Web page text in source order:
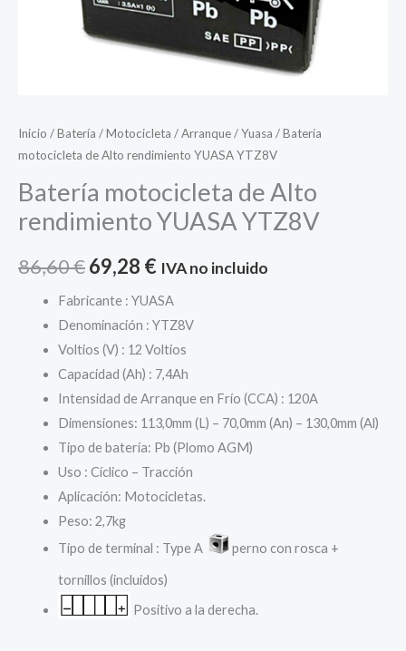
Inicio /Batería /Motocicleta /Arranque/Yuasa / Batería
motocicleta de Alto rendimiento YUASA YTZ8V
Batería motocicleta de Alto
rendimiento YUASA YTZ8V
86,60€El
precio
original
era:
86,60 €.
69,28 €El
precio
actual
es:
69,28 €.
IVA no incluido
Fabricante : YUASA
Denominación : YTZ8V
Voltios (V) : 12 Voltios
Capacidad (Ah) : 7,4Ah
Intensidad de Arranque en Frío (CCA) : 120A
Dimensiones: 113,0mm (L) – 70,0mm (An) – 130,0mm (Al)
Tipo de batería: Pb (Plomo AGM)
Uso : Cíclico – Tracción
Aplicación: Motocicletas.
Peso: 2,7kg
Tipo de terminal : Type A
perno con rosca +
tornillos (incluidos)
Positivo a la derecha.